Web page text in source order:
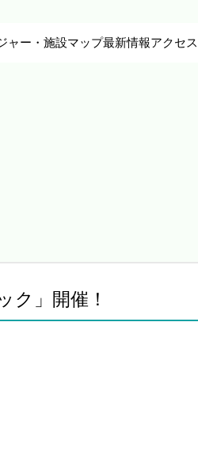
ャー・施設マップ最新情報アクセス
ク」開催！